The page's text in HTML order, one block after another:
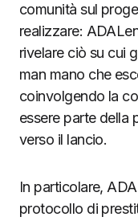
comunità sul
realizzare:
rivelare ciò su cui
man mano che
coinvolgendo la
essere parte della
verso il lancio.
In particolare,
protocollo di